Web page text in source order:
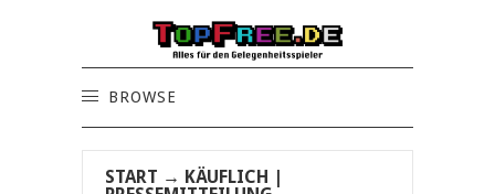
BROWSE
START → KÄUFLICH